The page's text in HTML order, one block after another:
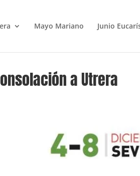
Mayo Mariano Junio
a Utrera